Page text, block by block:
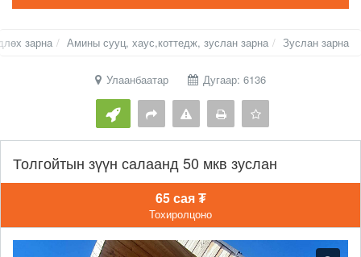
зарна Амины сууц, хаус,коттедж, зуслан зарна Зуслан зарна
Улаанбаатар Дугаар: 6136
Толгойтын зүүн салаанд 50 мкв зуслан
65 сая ₮
Тохиролцоно